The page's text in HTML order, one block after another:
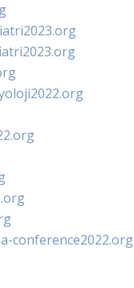
conference2022.org